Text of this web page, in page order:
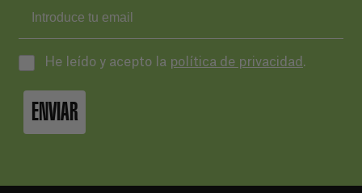
He leído y acepto la política de privacidad .
ENVIAR